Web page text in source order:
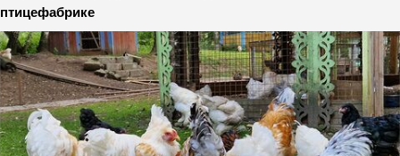
птицефабрике